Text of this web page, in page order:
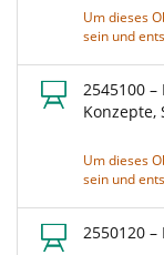
Um dieses
sein und
2545100
Um dieses
sein und
2550120 –